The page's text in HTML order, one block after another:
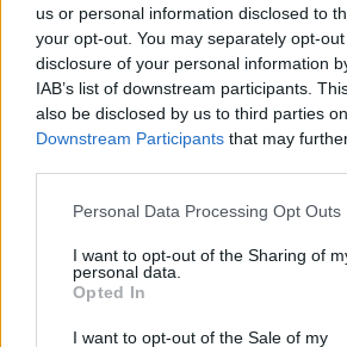
us or personal information disclosed to
your opt-out. You may separately opt-
disclosure of your personal information
IAB’s list of downstream participants.
also be disclosed by us to third parties
Downstream Participants that may
Please note that this website/app uses
not limited to your visit or usage
grant or deny consent to Google and its
use your data for below specified
consent section.
Personal Data Processing Opt Outs
I want to opt-out of the Sharing of
personal data.
Opted In
I want to opt-out of the Sale of my